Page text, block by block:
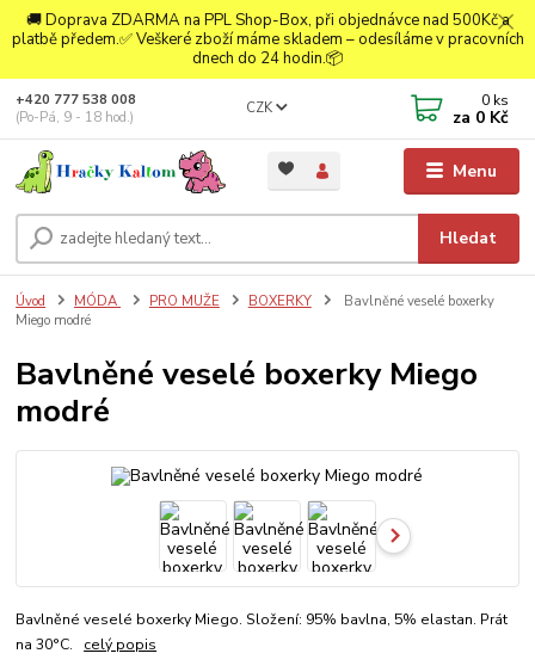
🚚 Doprava ZDARMA na PPL Shop-Box, při objednávce nad 500Kč a
platbě předem.✅ Veškeré zboží máme skladem – odesíláme v pracovních
dnech do 24 hodin.📦
Menu
CZK
Hledat
+420 777 538 008
(Po-Pá, 9 - 18 hod.)
0 ks
za 0 Kč
Úvod MÓDA PRO MUŽE BOXERKY
Bavlněné veselé boxerky
Miego modré
Bavlněné veselé boxerky Miego
modré
Bavlněné veselé boxerky Miego. Složení: 95% bavlna, 5% elastan. Prát
na 30°C. celý popis